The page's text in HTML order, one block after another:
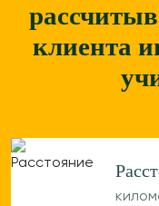
клиента